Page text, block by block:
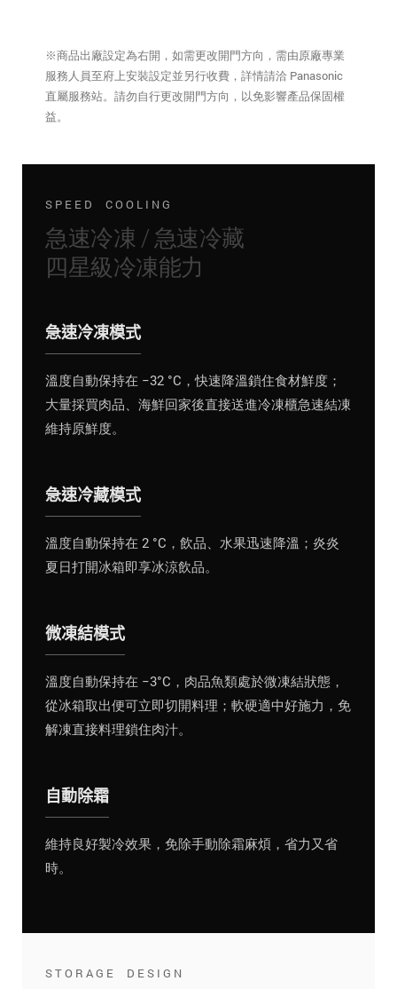
※商品出廠設定為右開，如需更改開門方向，需由原廠專業
服務人員至府上安裝設定並另行收費，詳情請洽 Panasonic
直屬服務站。請勿自行更改開門方向，以免影響產品保固權
益。
SPEED COOLING
急速冷凍 / 急速冷藏
四星級冷凍能力
急速冷凍模式
溫度自動保持在 −32 °C，快速降溫鎖住食材鮮度；
大量採買肉品、海鮮回家後直接送進冷凍櫃急速結凍
維持原鮮度。
急速冷藏模式
溫度自動保持在 2 °C，飲品、水果迅速降溫；炎炎
夏日打開冰箱即享冰涼飲品。
微凍結模式
溫度自動保持在 −3°C，肉品魚類處於微凍結狀態，
從冰箱取出便可立即切開料理；軟硬適中好施力，免
解凍直接料理鎖住肉汁。
自動除霜
維持良好製冷效果，免除手動除霜麻煩，省力又省
時。
STORAGE DESIGN